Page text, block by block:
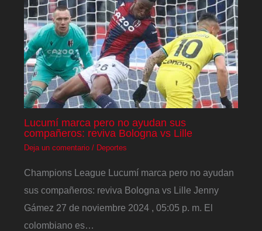
Lucumí marca pero no ayudan sus
compañeros: reviva Bologna vs Lille
Deja un comentario / Deportes
Champions League Lucumí marca pero no ayudan
sus compañeros: reviva Bologna vs Lille Jenny
Gámez 27 de noviembre 2024 , 05:05 p. m. El
colombiano es…